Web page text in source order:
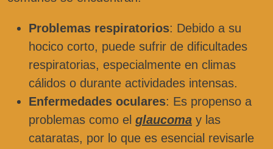
Problemas respiratorios: Debido a su
hocico corto, puede sufrir de dificultades
respiratorias, especialmente en climas
cálidos o durante actividades intensas.
Enfermedades oculares: Es propenso a
problemas como el glaucoma y las
cataratas, por lo que es esencial revisarle